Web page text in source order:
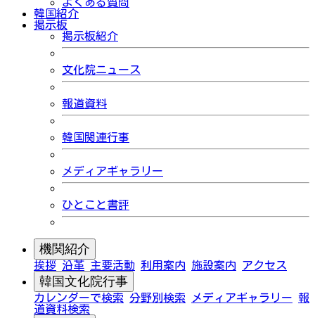
韓国紹介
掲示板
掲示板紹介
文化院ニュース
報道資料
韓国関連行事
メディアギャラリー
ひとこと書評
機関紹介
挨拶 沿革 主要活動 利用案内 施設案内 アクセス
韓国文化院行事
カレンダーで検索 分野別検索 メディアギャラリー 報
道資料検索